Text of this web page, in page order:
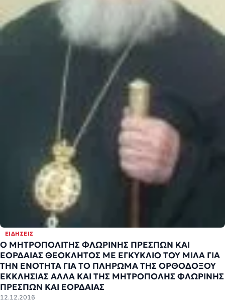
ΕΙΔΉΣΕΙΣ
Ο ΜΗΤΡΟΠΟΛΙΤΗΣ ΦΛΩΡΙΝΗΣ ΠΡΕΣΠΩΝ ΚΑΙ
ΕΟΡΔΑΙΑΣ ΘΕΟΚΛΗΤΟΣ ΜΕ ΕΓΚΥΚΛΙΟ ΤΟΥ ΜΙΛΑ ΓΙΑ
ΤΗΝ ΕΝΟΤΗΤΑ ΓΙΑ ΤΟ ΠΛΗΡΩΜΑ ΤΗΣ ΟΡΘΟΔΟΞΟΥ
ΕΚΚΛΗΣΙΑΣ ΑΛΛΑ ΚΑΙ ΤΗΣ ΜΗΤΡΟΠΟΛΗΣ ΦΛΩΡΙΝΗΣ
ΠΡΕΣΠΩΝ ΚΑΙ ΕΟΡΔΑΙΑΣ
12.12.2016